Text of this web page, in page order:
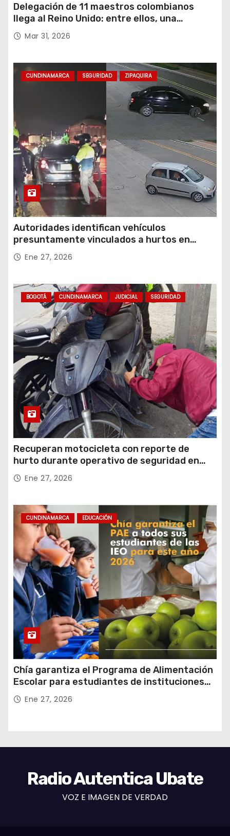
Delegación de 11 maestros colombianos
llega al Reino Unido: entre ellos, una
destacada profesora de Ubaté
Mar 31, 2026
CUNDINAMARCA SEGURIDAD ZIPAQUIRA
Autoridades identifican vehículos
presuntamente vinculados a hurtos en
conjuntos residenciales de Zipaquirá
Ene 27, 2026
BOGOTÁ CUNDINAMARCA JUDICIAL SEGURIDAD
Recuperan motocicleta con reporte de
hurto durante operativo de seguridad en
Rafael Uribe Uribe
Ene 27, 2026
CUNDINAMARCA EDUCACIÓN
Chía garantiza el Programa de Alimentación
Escolar para estudiantes de instituciones
oficiales
Ene 27, 2026
Radio Autentica Ubate
VOZ E IMAGEN DE VERDAD